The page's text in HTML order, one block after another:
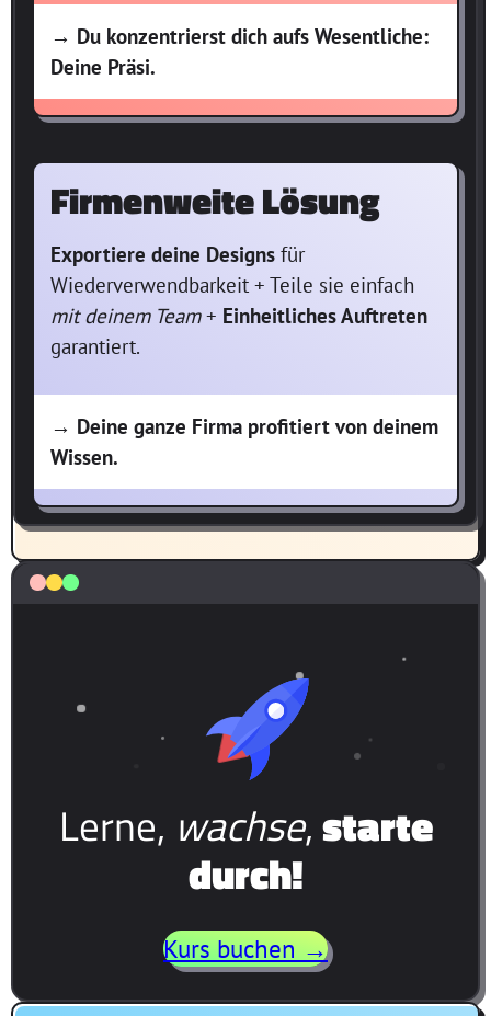
→ Du konzentrierst dich aufs Wesentliche:
Deine Präsi.
Firmenweite Lösung
Exportiere deine Designs für
Wiederverwendbarkeit + Teile sie einfach
mit deinem Team+ Einheitliches Auftreten
garantiert.
→ Deine ganze Firma profitiert von deinem
Wissen.
Lerne, wachse,starte
durch!
Kurs buchen →